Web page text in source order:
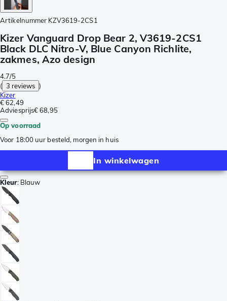
Artikelnummer KZV3619-2CS1
Kizer Vanguard Drop Bear 2, V3619-2CS1
Black DLC Nitro-V, Blue Canyon Richlite,
zakmes, Azo design
4.7/5
( 3 reviews )
Kizer
€ 62,49
Adviesprijs€ 68,95
Op voorraad
Voor 18:00 uur besteld, morgen in huis
In winkelwagen
Kleur: Blauw